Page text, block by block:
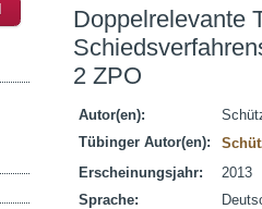
Doppelrelevante
2 ZPO
Autor(en):
Tübinger Autor(en):
Erscheinungsjahr:
2013
Sprache: